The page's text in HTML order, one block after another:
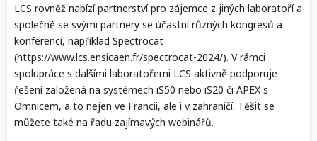
LCS rovněž nabízí partnerství pro zájemce z jiných laboratoří a
společně se svými partnery se účastní různých kongresů a
konferencí, například Spectrocat
(https://www.lcs.ensicaen.fr/spectrocat-2024/). V rámci
spolupráce s dalšími laboratořemi LCS aktivně podporuje
řešení založená na systémech iS50 nebo iS20 či APEX s
Omnicem, a to nejen ve Francii, ale i v zahraničí. Těšit se
můžete také na řadu zajímavých webinářů.